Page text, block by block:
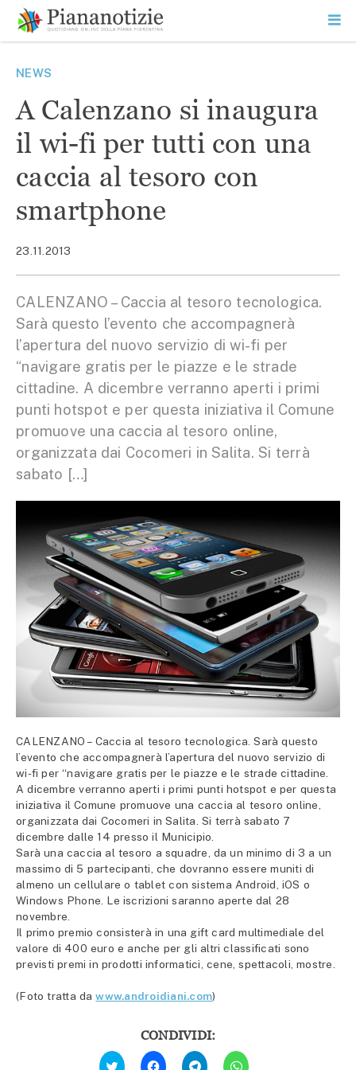
contenuto
SEARCH
NEWS
A Calenzano si inaugura
il wi-fi per tutti con una
caccia al tesoro con
smartphone
23.11.2013
CALENZANO – Caccia al tesoro tecnologica.
Sarà questo l’evento che accompagnerà
l’apertura del nuovo servizio di wi-fi per
“navigare gratis per le piazze e le strade
cittadine. A dicembre verranno aperti i primi
punti hotspot e per questa iniziativa il Comune
promuove una caccia al tesoro online,
organizzata dai Cocomeri in Salita. Si terrà
sabato […]
CALENZANO – Caccia al tesoro tecnologica. Sarà questo
l’evento che accompagnerà l’apertura del nuovo servizio di
wi-fi per “navigare gratis per le piazze e le strade cittadine.
A dicembre verranno aperti i primi punti hotspot e per questa
iniziativa il Comune promuove una caccia al tesoro online,
organizzata dai Cocomeri in Salita. Si terrà sabato 7
dicembre dalle 14 presso il Municipio.
Sarà una caccia al tesoro a squadre, da un minimo di 3 a un
massimo di 5 partecipanti, che dovranno essere muniti di
almeno un cellulare o tablet con sistema Android, iOS o
Windows Phone. Le iscrizioni saranno aperte dal 28
novembre.
Il primo premio consisterà in una gift card multimediale del
valore di 400 euro e anche per gli altri classificati sono
previsti premi in prodotti informatici, cene, spettacoli, mostre.
(Foto tratta dawww.androidiani.com)
CONDIVIDI:
Fai
clic
Fai
clic
Fai
clic
Fai
clic